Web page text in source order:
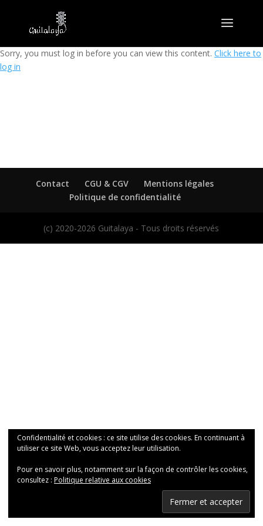
Sorry, you must log in before you can view this content. Click here to
log in
Contact CGU & CGV
Mentions légales
Politique de confidentialité
(c) 2020-2026 Guitalaya - Tous droits réservés
Confidentialité et cookies : ce site utilise des cookies. En continuant à
utiliser ce site Web, vous acceptez leur utilisation.
Pour en savoir plus, notamment sur la façon de contrôler les cookies,
consultez : Politique relative aux cookies